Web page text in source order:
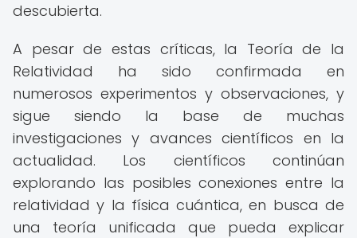
descubierta.
A pesar de estas críticas, la Teoría de la
Relatividad ha sido confirmada en
numerosos experimentos y observaciones, y
sigue siendo la base de muchas
investigaciones y avances científicos en la
actualidad. Los científicos continúan
explorando las posibles conexiones entre la
relatividad y la física cuántica, en busca de
una teoría unificada que pueda explicar